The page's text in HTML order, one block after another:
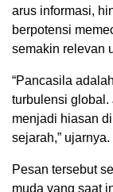
arus informasi,
berpotensi
semakin relevan
“Pancasila
turbulensi
menjadi hiasan
sejarah,” ujarnya.
Pesan tersebut
muda yang saat